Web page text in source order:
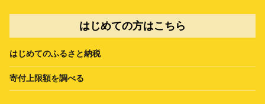
はじめての方はこちら
はじめてのふるさと納税
寄付上限額を調べる